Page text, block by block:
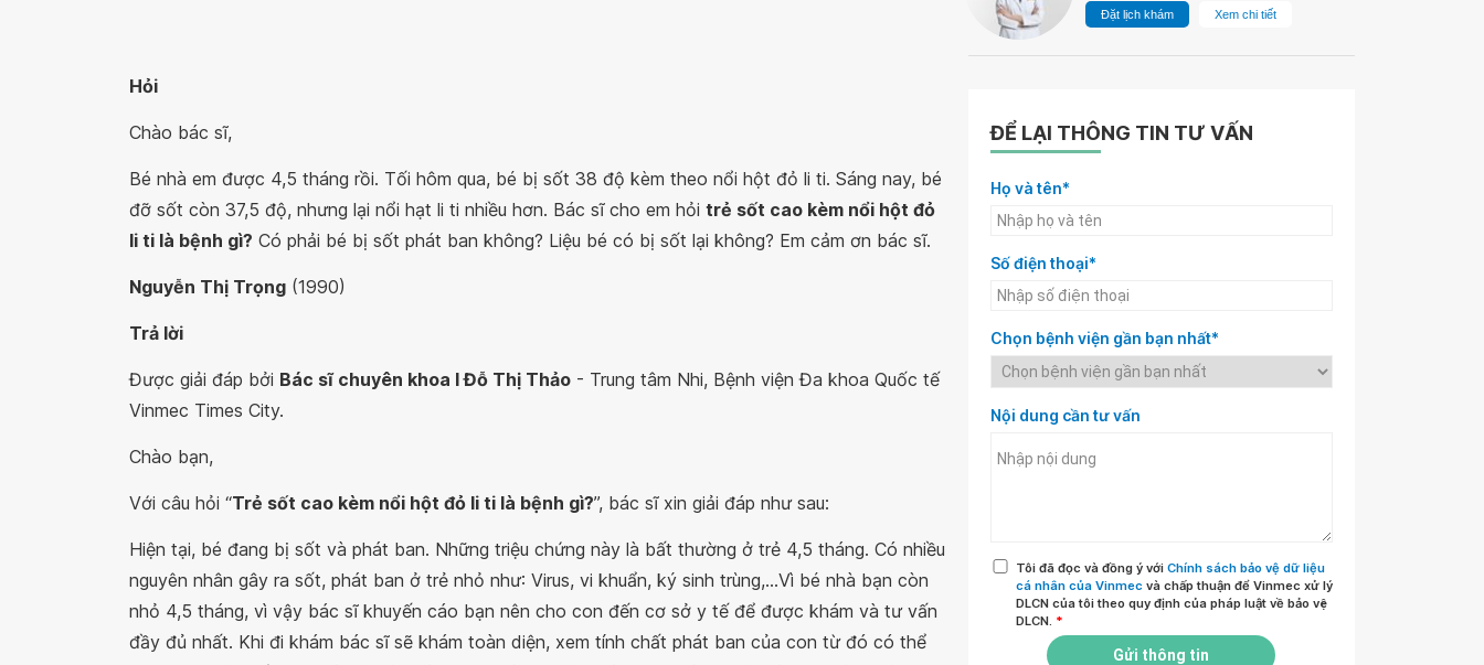
Đặt lịch khám Xem chi tiết
Hỏi
Chào bác sĩ,
Bé nhà em được 4,5 tháng rồi. Tối hôm qua, bé bị sốt 38 độ kèm theo nổi hột đỏ li ti. Sáng nay, bé
đỡ sốt còn 37,5 độ, nhưng lại nổi hạt li ti nhiều hơn. Bác sĩ cho em hỏi trẻ sốt cao kèm nổi hột đỏ
li ti là bệnh gì? Có phải bé bị sốt phát ban không? Liệu bé có bị sốt lại không? Em cảm ơn bác sĩ.
Nguyễn Thị Trọng (1990)
Trả lời
Được giải đáp bởi Bác sĩ chuyên khoa I Đỗ Thị Thảo - Trung tâm Nhi, Bệnh viện Đa khoa Quốc tế
Vinmec Times City.
Chào bạn,
Với câu hỏi “Trẻ sốt cao kèm nổi hột đỏ li ti là bệnh gì?”, bác sĩ xin giải đáp như sau:
Hiện tại, bé đang bị sốt và phát ban. Những triệu chứng này là bất thường ở trẻ 4,5 tháng. Có nhiều
nguyên nhân gây ra sốt, phát ban ở trẻ nhỏ như: Virus, vi khuẩn, ký sinh trùng,...Vì bé nhà bạn còn
nhỏ 4,5 tháng, vì vậy bác sĩ khuyến cáo bạn nên cho con đến cơ sở y tế để được khám và tư vấn
đầy đủ nhất. Khi đi khám bác sĩ sẽ khám toàn diện, xem tính chất phát ban của con từ đó có thể
ĐỂ LẠI THÔNG TIN TƯ VẤN
Họ và tên*
Số điện thoại*
Chọn bệnh viện gần bạn nhất*
Nội dung cần tư vấn
Tôi đã đọc và đồng ý với Chính sách bảo vệ dữ liệu
cá nhân của Vinmec và chấp thuận để Vinmec xử lý
DLCN của tôi theo quy định của pháp luật về bảo vệ
DLCN. *
Gửi thông tin